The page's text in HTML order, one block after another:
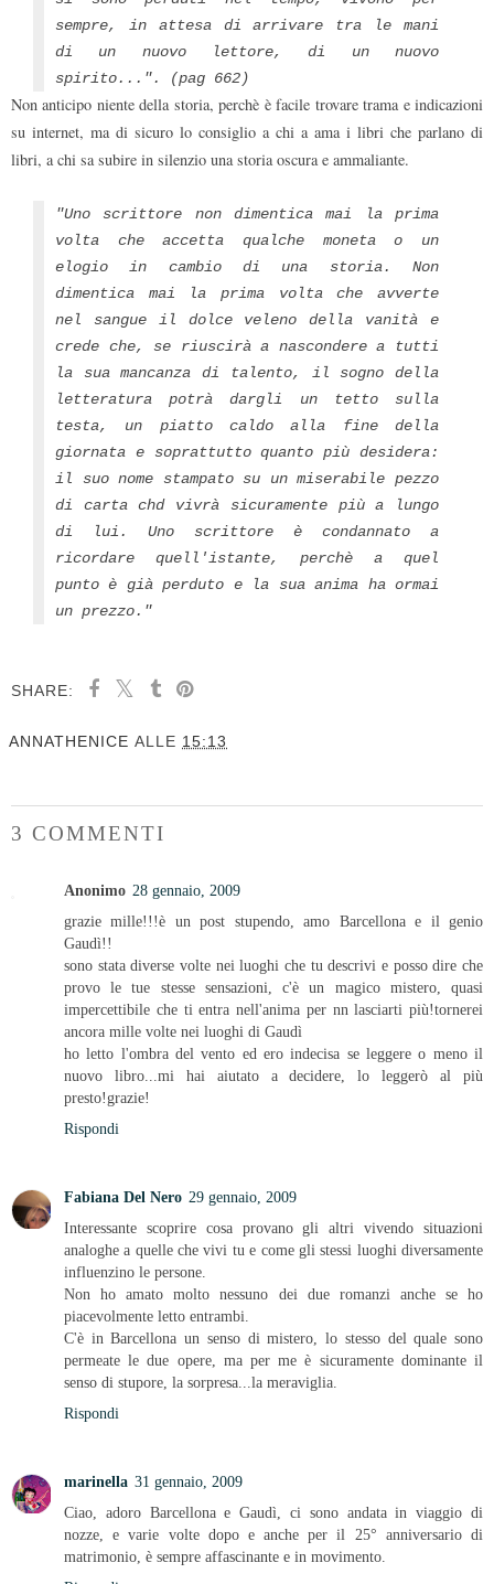
sempre, in attesa di arrivare tra le mani
di un nuovo lettore, di un nuovo
spirito...". (pag 662)
Non anticipo niente della storia, perchè è facile trovare trama e indicazioni
su internet, ma di sicuro lo consiglio a chi a ama i libri che parlano di
libri, a chi sa subire in silenzio una storia oscura e ammaliante.
"Uno scrittore non dimentica mai la prima
volta che accetta qualche moneta o un
elogio in cambio di una storia. Non
dimentica mai la prima volta che avverte
nel sangue il dolce veleno della vanità e
crede che, se riuscirà a nascondere a tutti
la sua mancanza di talento, il sogno della
letteratura potrà dargli un tetto sulla
testa, un piatto caldo alla fine della
giornata e soprattutto quanto più desidera:
il suo nome stampato su un miserabile pezzo
di carta chd vivrà sicuramente più a lungo
di lui. Uno scrittore è condannato a
ricordare quell'istante, perchè a quel
punto è già perduto e la sua anima ha ormai
un prezzo."
SHARE:
ANNATHENICE ALLE 15:13
3 COMMENTI
Anonimo 28 gennaio, 2009
grazie mille!!!è un post stupendo, amo Barcellona e il genio
Gaudì!!
sono stata diverse volte nei luoghi che tu descrivi e posso dire che
provo le tue stesse sensazioni, c'è un magico mistero, quasi
impercettibile che ti entra nell'anima per nn lasciarti più!tornerei
ancora mille volte nei luoghi di Gaudì
ho letto l'ombra del vento ed ero indecisa se leggere o meno il
nuovo libro...mi hai aiutato a decidere, lo leggerò al più
presto!grazie!
Rispondi
Fabiana Del Nero 29 gennaio, 2009
Interessante scoprire cosa provano gli altri vivendo situazioni
analoghe a quelle che vivi tu e come gli stessi luoghi diversamente
influenzino le persone.
Non ho amato molto nessuno dei due romanzi anche se ho
piacevolmente letto entrambi.
C'è in Barcellona un senso di mistero, lo stesso del quale sono
permeate le due opere, ma per me è sicuramente dominante il
senso di stupore, la sorpresa...la meraviglia.
Rispondi
marinella 31 gennaio, 2009
Ciao, adoro Barcellona e Gaudì, ci sono andata in viaggio di
nozze, e varie volte dopo e anche per il 25° anniversario di
matrimonio, è sempre affascinante e in movimento.